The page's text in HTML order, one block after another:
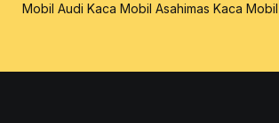
Mobil Audi Kaca Mobil Asahimas Kaca